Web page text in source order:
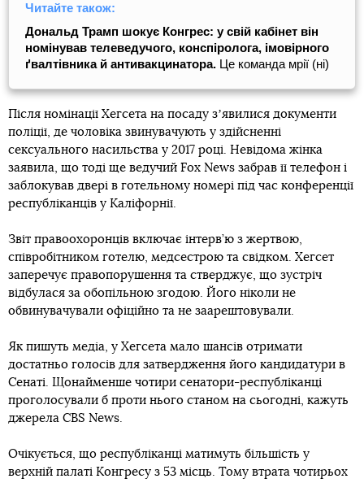
Читайте також:
Дональд Трамп шокує Конгрес: у свій кабінет він
номінував телеведучого, конспіролога, імовірного
ґвалтівника й антивакцинатора. Це команда мрії (ні)
Після номінації Хегсета на посаду зʼявилися документи
поліції, де чоловіка звинувачують у здійсненні
сексуального насильства у 2017 році. Невідома жінка
заявила, що тоді ще ведучий Fox News забрав її телефон і
заблокував двері в готельному номері під час конференції
республіканців у Каліфорнії.
Звіт правоохоронців включає інтерв’ю з жертвою,
співробітником готелю, медсестрою та свідком. Хегсет
заперечує правопорушення та стверджує, що зустріч
відбулася за обопільною згодою. Його ніколи не
обвинувачували офіційно та не заарештовували.
Як пишуть медіа, у Хегсета мало шансів отримати
достатньо голосів для затвердження його кандидатури в
Сенаті. Щонайменше чотири сенатори-республіканці
проголосували б проти нього станом на сьогодні, кажуть
джерела CBS News.
Очікується, що республіканці матимуть більшість у
верхній палаті Конгресу з 53 місць. Тому втрата чотирьох